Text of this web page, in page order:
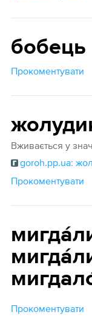
бобець
Прокоментувати
Вживається у
goroh.pp.ua:
Прокоментувати
Прокоментувати